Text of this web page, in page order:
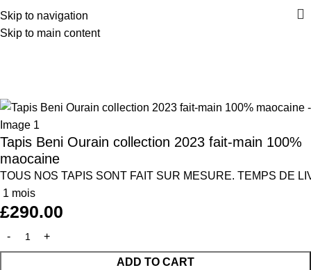
Skip to navigation
Skip to main content
Tapis Beni Ourain collection 2023 fait-main 100%
maocaine
TOUS NOS TAPIS SONT FAIT SUR MESURE. TEMPS DE
1 mois
£290.00
ADD TO CART